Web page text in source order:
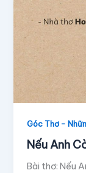
Góc Thơ -
Nếu Anh
Bài thơ: Nếu